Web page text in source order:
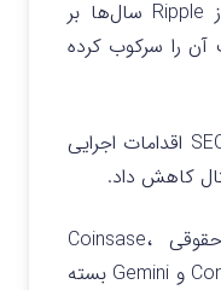
آن را سرکوب کرده
طی هفته گذشته، دولت جدید SEC اقدامات اجرایی
کاهش داد.
از آنجایی که پرونده های حقوقی Coinsase،
Consensys، Robinhood، Uniswap و Gemini بسته